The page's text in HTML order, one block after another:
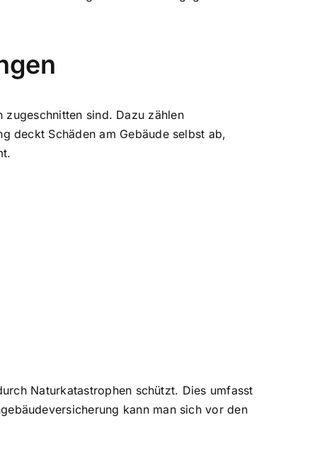
sind. Dazu zählen
deckt Schäden am Gebäude selbst ab,
Naturkatastrophen schützt. Dies umfasst
kann man sich vor den